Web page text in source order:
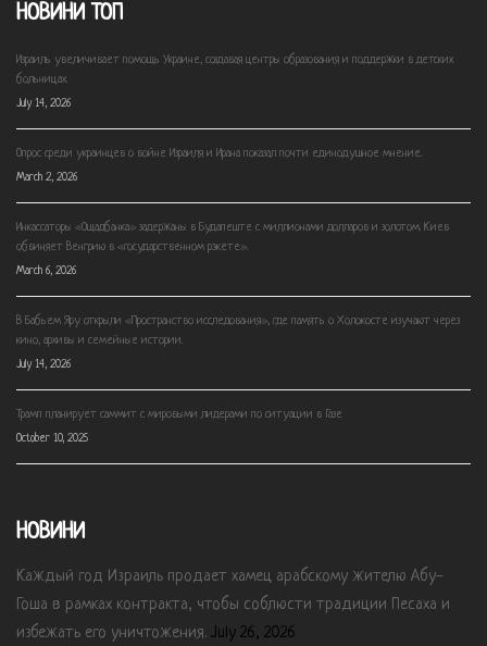
НОВИНИ ТОП
Израиль увеличивает помощь Украине, создавая центры образования и поддержки в детских
больницах.
July 14, 2026
Опрос среди украинцев о войне Израиля и Ирана показал почти единодушное мнение.
March 2, 2026
Инкассаторы «Ощадбанка» задержаны в Будапеште с миллионами долларов и золотом. Киев
обвиняет Венгрию в «государственном рэкете».
March 6, 2026
В Бабьем Яру открыли «Пространство исследования», где память о Холокосте изучают через
кино, архивы и семейные истории.
July 14, 2026
Трамп планирует саммит с мировыми лидерами по ситуации в Газе
October 10, 2025
НОВИНИ
Каждый год Израиль продает хамец арабскому жителю Абу-
Гоша в рамках контракта, чтобы соблюсти традиции Песаха и
избежать его уничтожения. July 26, 2026